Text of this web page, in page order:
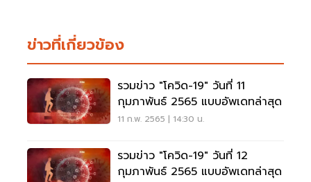
ข่าวที่เกี่ยวข้อง
รวมข่าว "โควิด-19" วันที่ 11
กุมภาพันธ์ 2565 แบบอัพเดทล่าสุด
11 ก.พ. 2565 | 14:30 น.
รวมข่าว "โควิด-19" วันที่ 12
กุมภาพันธ์ 2565 แบบอัพเดทล่าสุด